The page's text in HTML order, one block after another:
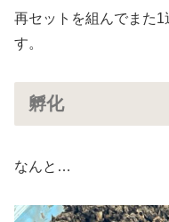
再セットを組んでまた1
す。
孵化
なんと…